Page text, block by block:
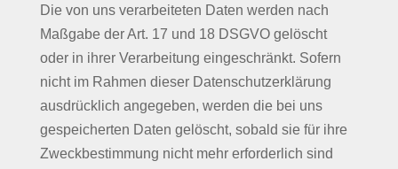
Die von uns verarbeiteten Daten werden nach
Maßgabe der Art. 17 und 18 DSGVO gelöscht
oder in ihrer Verarbeitung eingeschränkt. Sofern
nicht im Rahmen dieser Datenschutzerklärung
ausdrücklich angegeben, werden die bei uns
gespeicherten Daten gelöscht, sobald sie für ihre
Zweckbestimmung nicht mehr erforderlich sind